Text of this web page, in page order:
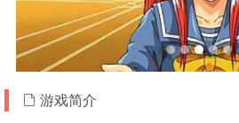
游戏简介